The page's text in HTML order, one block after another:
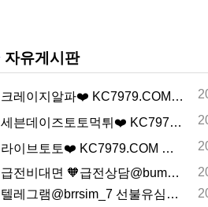
자유게시판
크레이지알파❤️ KC7979.COM ❤️크레이지알파주소…
세븐데이즈토­토먹­튀❤️ KC7979.COM ❤️슬­롯…
라­이브토­토❤️ KC7979.COM ❤️온­라인카­지…
급전비대면 🧡급전상담@bumbee2🧡 개인돈사고자 급전…
텔레그램@brrsim_7 선불유심내구제 선불유심매입 뽀…